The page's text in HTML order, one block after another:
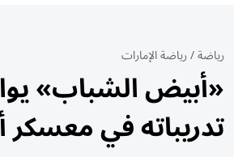
رياضة/رياضة الإمارات
«أبيض الشباب»
تدريباته في معسكر